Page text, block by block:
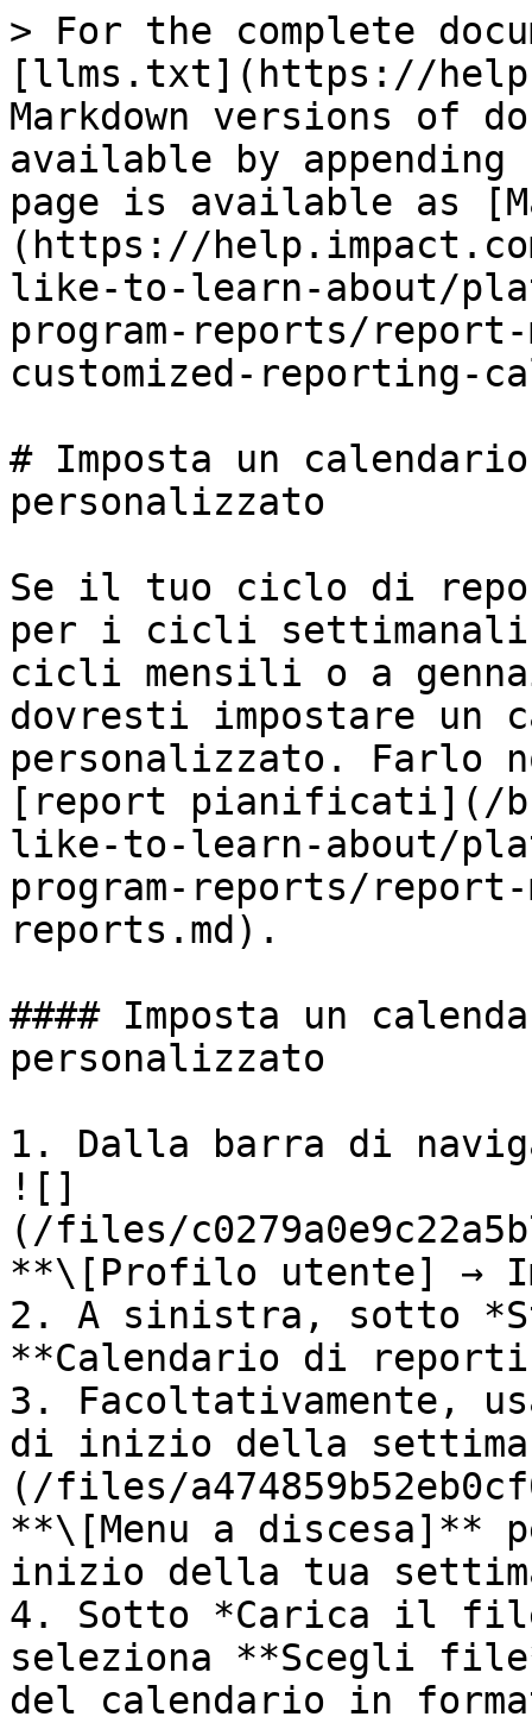
> For the complete
[llms.txt](https://
Markdown versions of
available by
page is available as
(https://
like-to-learn-about/
program-reports/report-
customized-reporting-
# Imposta un
personalizzato
Se il tuo ciclo di
per i cicli
cicli mensili o a
dovresti impostare un
personalizzato.
[report pianificati](/
like-to-learn-about/
program-reports/report-
reports.md).
#### Imposta un
personalizzato
1. Dalla barra di
![]
(/files/
**\[Profilo utente] →
2. A sinistra, sotto
**Calendario di
3. Facoltativamente,
di inizio della
(/files/
**\[Menu a discesa]**
inizio della tua
4. Sotto *Carica il
seleziona **Scegli
del calendario in